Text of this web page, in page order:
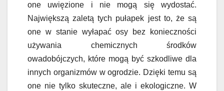
one uwięzione i nie mogą się wydostać.
Największą zaletą tych pułapek jest to, że są
one w stanie wyłapać osy bez konieczności
używania chemicznych środków
owadobójczych, które mogą być szkodliwe dla
innych organizmów w ogrodzie. Dzięki temu są
one nie tylko skuteczne, ale i ekologiczne. W